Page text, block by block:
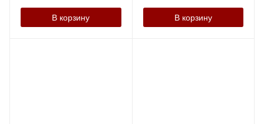
В корзину В корзину